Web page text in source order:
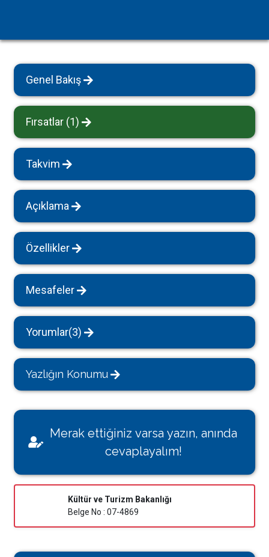
Genel Bakış
Fırsatlar (1)
Takvim
Açıklama
Özellikler
Mesafeler
Yorumlar(3)
Yazlığın Konumu
Merak ettiğiniz varsa yazın, anında
cevaplayalım!
Kültür ve Turizm Bakanlığı
Belge No : 07-4869